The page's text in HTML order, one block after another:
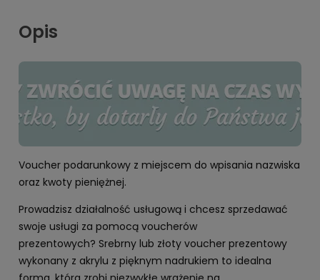
Opis
Voucher podarunkowy z miejscem do wpisania nazwiska
oraz kwoty pieniężnej.
Prowadzisz działalność usługową i chcesz sprzedawać
swoje usługi za pomocą voucherów
prezentowych? Srebrny lub złoty voucher prezentowy
wykonany z akrylu z pięknym nadrukiem to idealna